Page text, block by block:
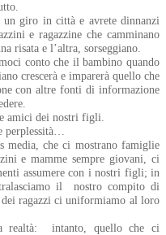
giro in città e avrete dinnanzi
e ragazzine che camminano
risata e l’altra, sorseggiano.
conto che il bambino quando
crescerà e imparerà quello che
con altre fonti di informazione
amici dei nostri figli.
perplessità…
media, che ci mostrano famiglie
e mamme sempre giovani, ci
assumere con i nostri figli; in
tralasciamo il nostro compito di
dei ragazzi ci uniformiamo al loro
realtà: intanto, quello che ci